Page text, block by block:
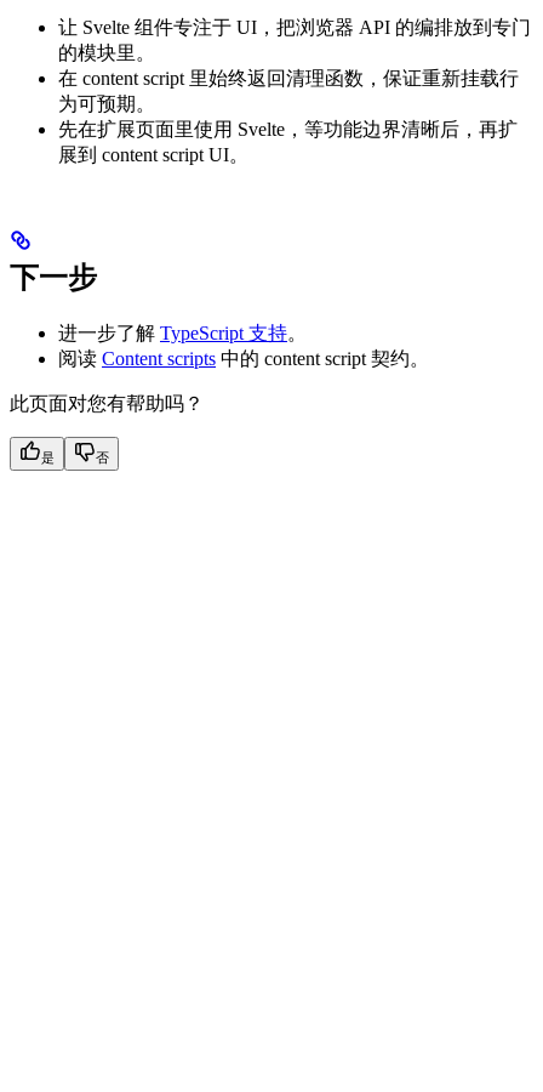
让 Svelte 组件专注于 UI，把浏览器 API 的编排放到专门
的模块里。
在 content script 里始终返回清理函数，保证重新挂载行
为可预期。
先在扩展页面里使用 Svelte，等功能边界清晰后，再扩
展到 content script UI。
下一步
进一步了解 TypeScript 支持。
阅读 Content scripts 中的 content script 契约。
此页面对您有帮助吗？
是 否